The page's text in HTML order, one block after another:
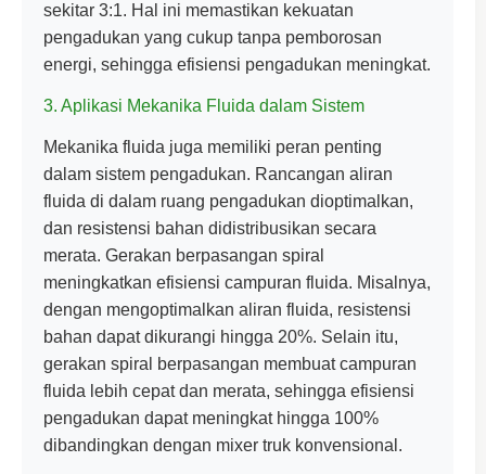
sekitar 3:1. Hal ini memastikan kekuatan
pengadukan yang cukup tanpa pemborosan
energi, sehingga efisiensi pengadukan meningkat.
3. Aplikasi Mekanika Fluida dalam Sistem
Mekanika fluida juga memiliki peran penting
dalam sistem pengadukan. Rancangan aliran
fluida di dalam ruang pengadukan dioptimalkan,
dan resistensi bahan didistribusikan secara
merata. Gerakan berpasangan spiral
meningkatkan efisiensi campuran fluida. Misalnya,
dengan mengoptimalkan aliran fluida, resistensi
bahan dapat dikurangi hingga 20%. Selain itu,
gerakan spiral berpasangan membuat campuran
fluida lebih cepat dan merata, sehingga efisiensi
pengadukan dapat meningkat hingga 100%
dibandingkan dengan mixer truk konvensional.